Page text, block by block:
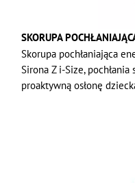
SKORUPA
Skorupa pochłaniająca
Sirona Z i-Size,
proaktywną osłonę